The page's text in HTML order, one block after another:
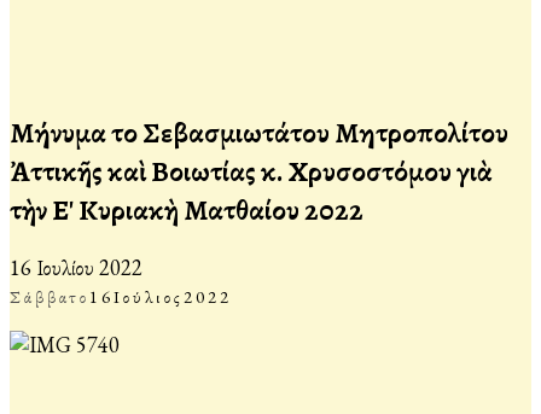
Μήνυμα τοῦ Σεβασμιωτάτου Μητροπολίτου
Ἀττικῆς καὶ Βοιωτίας κ. Χρυσοστόμου γιὰ
τὴν Ε' Κυριακὴ Ματθαίου 2022
16 Ιουλίου 2022
Σάββατο 16Ιούλιος2022